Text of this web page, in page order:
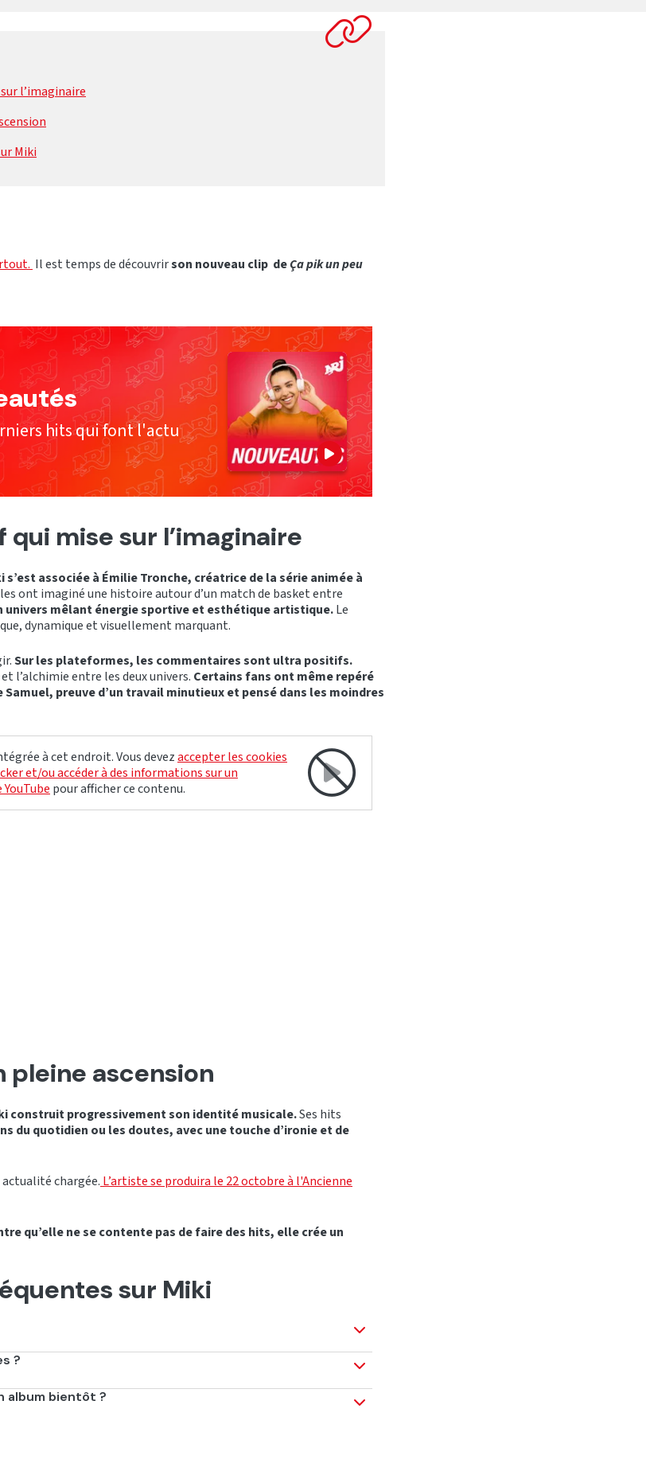
l’imaginaire
Miki
Il est temps de découvrirson nouveau clip deÇa pik un peu
hits qui font l'actu
mise sur l’imaginaire
s’est associée à Émilie Tronche, créatrice de la série animée à
ont imaginé une histoire autour d’un match de basket entre
univers mêlant énergie sportive et esthétique artistique.Le
dynamique et visuellement marquant.
Sur les plateformes, les commentaires sont ultra positifs.
l’alchimie entre les deux univers. Certains fans ont même repéré
preuve d’un travail minutieux et pensé dans les moindres
à cet endroit. Vous devezaccepter les cookies
et/ou accéder à des informations sur un
pour afficher ce contenu.
pleine ascension
construit progressivement son identité musicale.Ses hits
du quotidien ou les doutes, avec une touche d’ironie et de
chargée. L’artiste se produira le 22 octobre à l'Ancienne
qu’elle ne se contente pas de faire des hits, elle crée un
sur Miki
?
album bientôt ?